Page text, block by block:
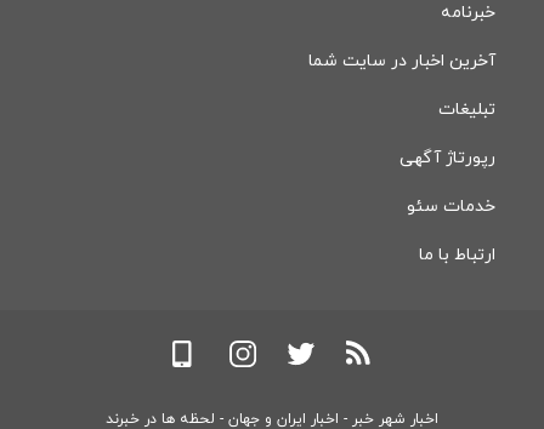
خبرنامه
آخرین اخبار در سایت شما
تبلیغات
رپورتاژ آگهی
خدمات سئو
ارتباط با ما
اخبار شهر خبر - اخبار ایران و جهان - لحظه ها در خبرند